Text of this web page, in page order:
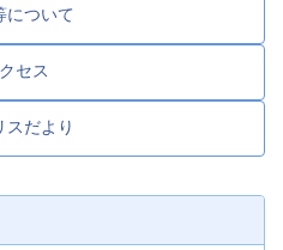
について
セス
スだより